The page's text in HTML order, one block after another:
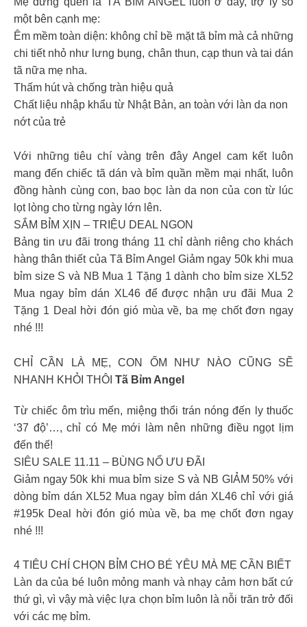
một bên cạnh mẹ:
Êm mềm toàn diện: không chỉ bề mặt tã bỉm mà cả những
chi tiết nhỏ như lưng bụng, chân thun, cạp thun và tai dán
tã nữa mẹ nha.
Thấm hút và chống tràn hiệu quả
Chất liệu nhập khẩu từ Nhật Bản, an toàn với làn da non
nớt của trẻ
Với những tiêu chí vàng trên đây Angel cam kết luôn
mang đến chiếc tã dán và bỉm quần mềm mại nhất, luôn
đồng hành cùng con, bao bọc làn da non của con từ lúc
lọt lòng cho từng ngày lớn lên.
SẮM BỈM XỊN – TRIỆU DEAL NGON
Bảng tin ưu đãi trong tháng 11 chỉ dành riêng cho khách
hàng thân thiết của Tã Bỉm Angel Giảm ngay 50k khi mua
bỉm size S và NB Mua 1 Tặng 1 dành cho bỉm size XL52
Mua ngay bỉm dán XL46 để được nhận ưu đãi Mua 2
Tặng 1 Deal hời đón gió mùa về, ba mẹ chốt đơn ngay
nhé !!!
CHỈ CẦN LÀ MẸ, CON ỐM NHƯ NÀO CŨNG SẼ
NHANH KHỎI THÔI Tã Bỉm Angel
Từ chiếc ôm trìu mến, miệng thổi trán nóng đến ly thuốc
‘37 độ’…, chỉ có Mẹ mới làm nên những điều ngọt lịm
đến thế!
SIÊU SALE 11.11 – BÙNG NỔ ƯU ĐÃI
Giảm ngay 50k khi mua bỉm size S và NB GIẢM 50% với
dòng bỉm dán XL52 Mua ngay bỉm dán XL46 chỉ với giá
#195k Deal hời đón gió mùa về, ba mẹ chốt đơn ngay
nhé !!!
4 TIÊU CHÍ CHỌN BỈM CHO BÉ YÊU MÀ MẸ CẦN BIẾT
Làn da của bé luôn mỏng manh và nhạy cảm hơn bất cứ
thứ gì, vì vậy mà việc lựa chọn bỉm luôn là nỗi trăn trở đối
với các mẹ bỉm.